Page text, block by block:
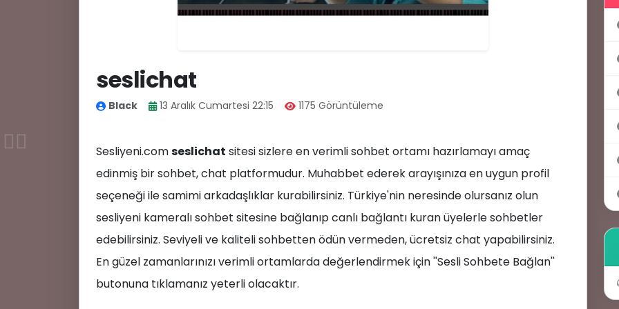
💻
🤷‍♂️
seslichat
Black 13 Aralık Cumartesi 22:15 1175 Görüntüleme
Sesliyeni.comseslichat sitesi sizlere en verimli sohbet ortamı hazırlamayı amaç
edinmiş bir sohbet, chat platformudur. Muhabbet ederek arayışınıza en uygun profil
seçeneği ile samimi arkadaşlıklar kurabilirsiniz. Türkiye'nin neresinde olursanız olun
sesliyeni kameralı sohbet sitesine bağlanıp canlı bağlantı kuran üyelerle sohbetler
edebilirsiniz. Seviyeli ve kaliteli sohbetten ödün vermeden, ücretsiz chat yapabilirsiniz.
En güzel zamanlarınızı verimli ortamlarda değerlendirmek için ''Sesli Sohbete Bağlan''
butonuna tıklamanız yeterli olacaktır.